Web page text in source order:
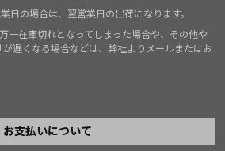
す。
件反射的と言っていいでしょう。ヘ
ラップを締めれば、自然と気も引き
日の場合は、翌営業日の出荷になります。
一在庫切れとなってしまった場合や、その他や
遅くなる場合などは、弊社よりメールまたはお
お支払いについて